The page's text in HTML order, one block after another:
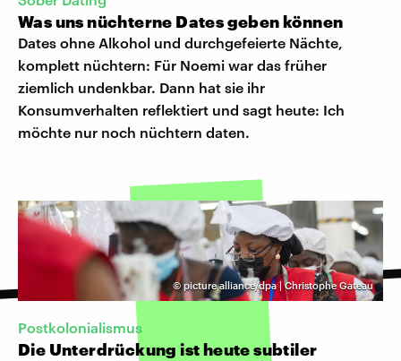
Was uns nüchterne Dates geben können
Dates ohne Alkohol und durchgefeierte Nächte,
komplett nüchtern: Für Noemi war das früher
ziemlich undenkbar. Dann hat sie ihr
Konsumverhalten reflektiert und sagt heute: Ich
möchte nur noch nüchtern daten.
© picture alliance/dpa | Christophe Gateau
Postkolonialismus
Die Unterdrückung ist heute subtiler